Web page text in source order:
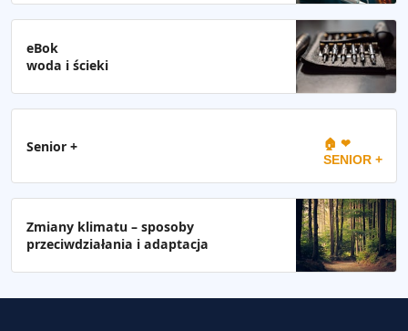
eBok
woda i ścieki
Senior + 🏠 ❤
SENIOR +
Zmiany klimatu – sposoby
przeciwdziałania i adaptacja